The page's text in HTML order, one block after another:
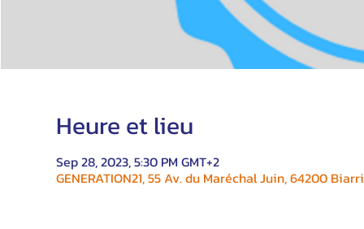
Heure et lieu
Sep 28, 2023, 5:30 PM GMT+2
GENERATION21, 55 Av. du Maréchal Juin, 64200